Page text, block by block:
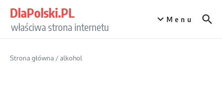
DlaPolski.PL
właściwa strona internetu
Menu
Strona główna /alkohol